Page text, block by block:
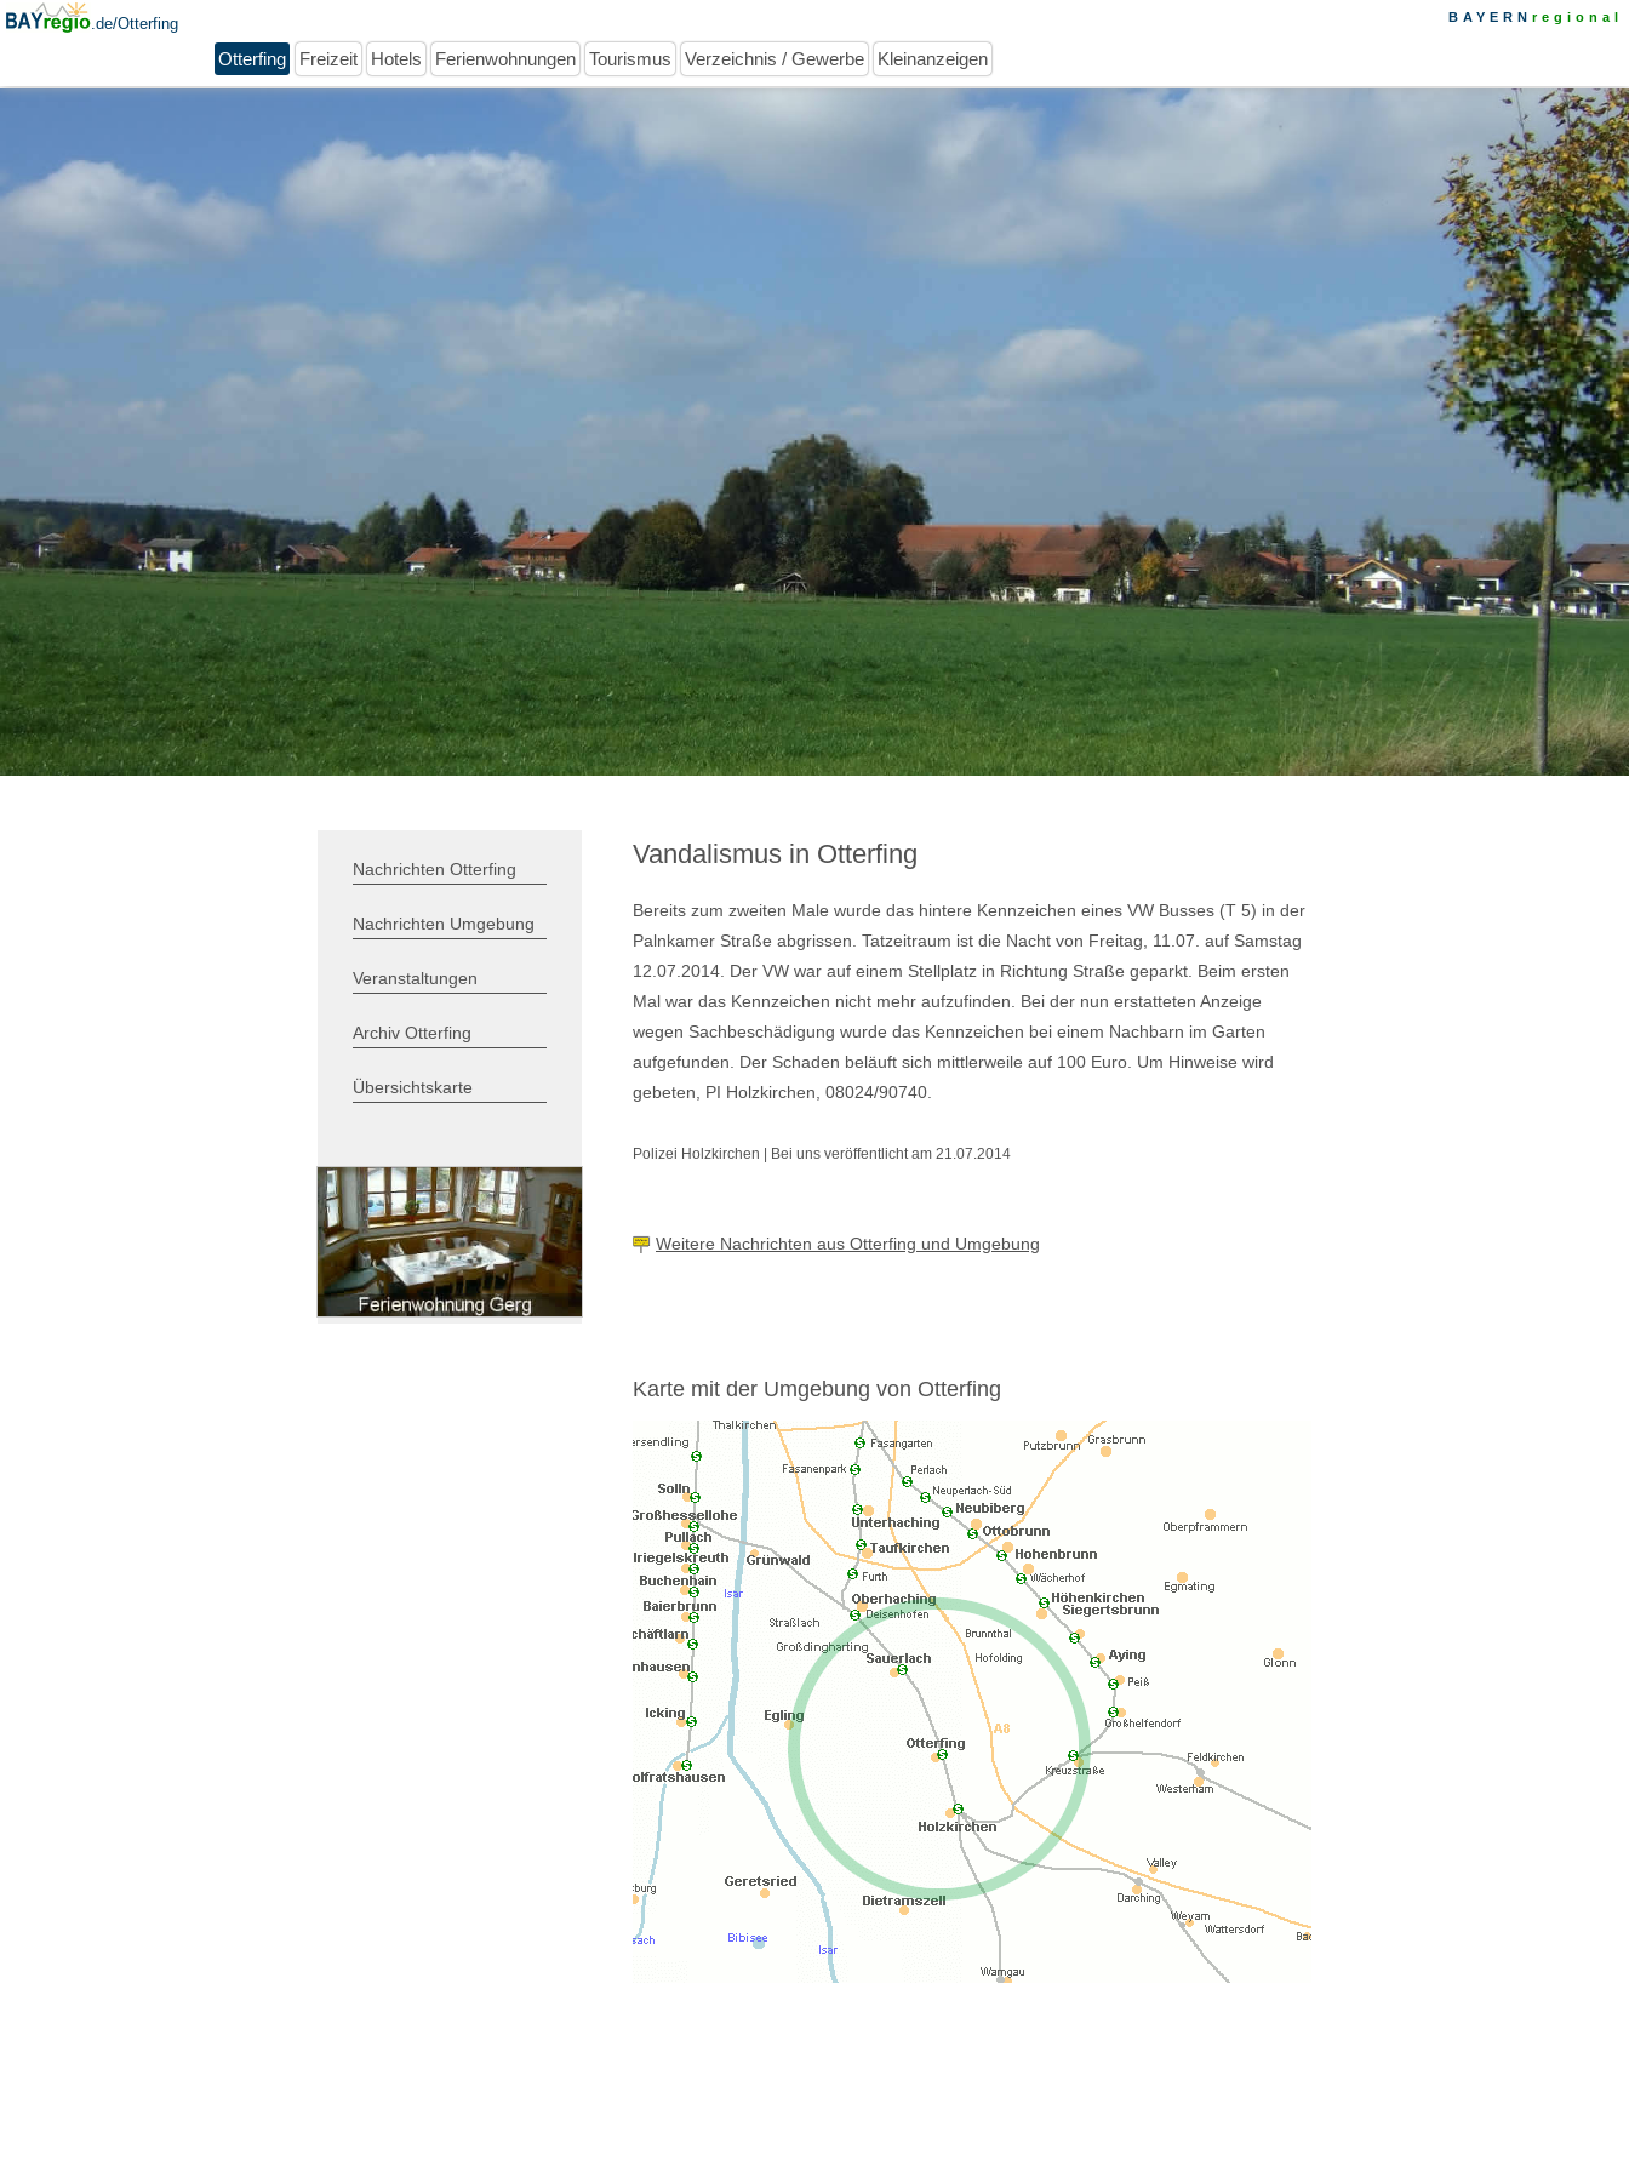
.de/Otterfing BAYERN regional
Otterfing Freizeit Hotels Ferienwohnungen Tourismus Verzeichnis / Gewerbe Kleinanzeigen
Nachrichten Otterfing
Nachrichten Umgebung
Veranstaltungen
Archiv Otterfing
Übersichtskarte
Vandalismus in Otterfing
Bereits zum zweiten Male wurde das hintere Kennzeichen eines VW Busses (T 5) in der
Palnkamer Straße abgrissen. Tatzeitraum ist die Nacht von Freitag, 11.07. auf Samstag
12.07.2014. Der VW war auf einem Stellplatz in Richtung Straße geparkt. Beim ersten
Mal war das Kennzeichen nicht mehr aufzufinden. Bei der nun erstatteten Anzeige
wegen Sachbeschädigung wurde das Kennzeichen bei einem Nachbarn im Garten
aufgefunden. Der Schaden beläuft sich mittlerweile auf 100 Euro. Um Hinweise wird
gebeten, PI Holzkirchen, 08024/90740.
Polizei Holzkirchen | Bei uns veröffentlicht am 21.07.2014
Weitere Nachrichten aus Otterfing und Umgebung
Karte mit der Umgebung von Otterfing